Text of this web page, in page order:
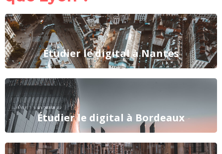
Étudier le digital à Nantes
Étudier le digital à Bordeaux